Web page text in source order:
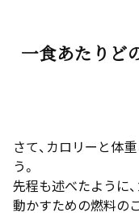
一食あたりど
さて、カロリーと体
う。
先程も述べたように、
動かすための燃料の